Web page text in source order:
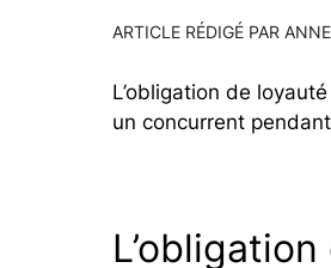
ARTICLE RÉDIGÉ PAR
L’obligation de
un concurrent